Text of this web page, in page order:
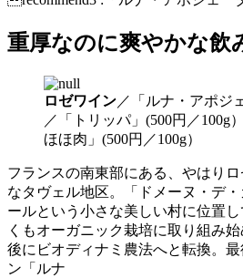
重厚なのに爽やかな飲
ロゼワイン／「ルナ・アポジ
／「トリッパ」(500円／100g
ほほ肉」(500円／100g）
フランスの南東部にある、やはり
なタヴェル地区。「ドメーヌ・デ
ールという小さな美しい村に位置
くもオーガニック栽培に取り組み
後にビオディナミ農法へと転換。
ン「ルナ